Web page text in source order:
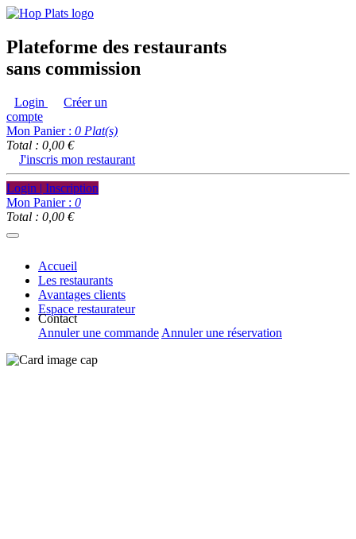
Plateforme des restaurants
sans commission
Login
Créer un
compte
Mon Panier : 0 Plat(s)
Total : 0,00 €
J'inscris mon restaurant
Login | Inscription
Mon Panier : 0
Total : 0,00 €
Accueil
Les restaurants
Avantages clients
Espace restaurateur
Contact
Annuler une commande Annuler une réservation